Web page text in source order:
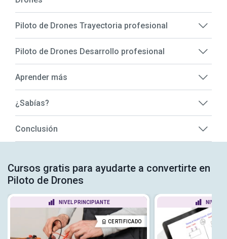
Piloto de Drones Trayectoria profesional
Piloto de Drones Desarrollo profesional
Aprender más
¿Sabías?
Conclusión
Cursos gratis para ayudarte a convertirte en
Piloto de Drones
NIVEL PRINCIPIANTE
CERTIFICADO
NIVEL